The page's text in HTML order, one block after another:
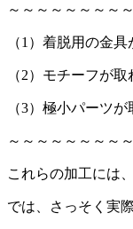
～～～～～～～～
（1）着脱用の金具
（2）モチーフが取
（3）極小パーツが
～～～～～～～～
これらの加工には
では、さっそく実